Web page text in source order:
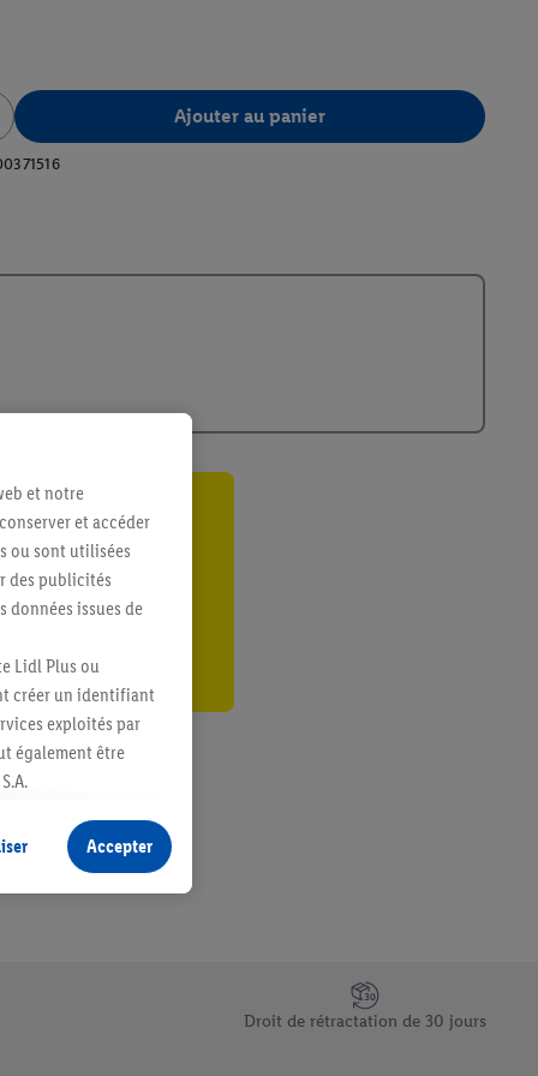
Ajouter au panier
Droit de rétractation de 30 jours
et notre
et accéder
ou sont utilisées
des publicités
données issues de
Lidl Plus ou
créer un identifiant
exploités par
également être
sans procéder à
terminaux ou
échéant, d’autres
En cliquant sur
de plus amples
Accepter